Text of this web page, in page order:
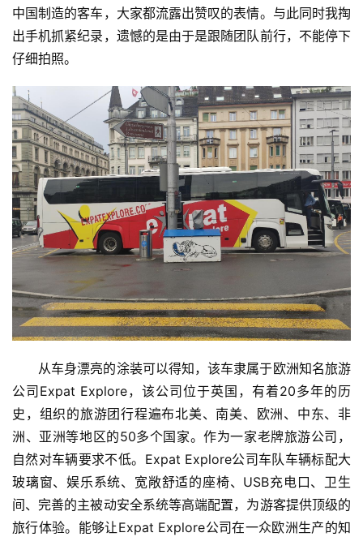
中国制造的客车，大家都流露出赞叹的表情。与此同时我掏
出手机抓紧纪录，遗憾的是由于是跟随团队前行，不能停下
仔细拍照。
从车身漂亮的涂装可以得知，该车隶属于欧洲知名旅游
公司Expat Explore，该公司位于英国，有着20多年的历
史，组织的旅游团行程遍布北美、南美、欧洲、中东、非
洲、亚洲等地区的50多个国家。作为一家老牌旅游公司，
自然对车辆要求不低。Expat Explore公司车队车辆标配大
玻璃窗、娱乐系统、宽敞舒适的座椅、USB充电口、卫生
间、完善的主被动安全系统等高端配置，为游客提供顶级的
旅行体验。能够让Expat Explore公司在一众欧洲生产的知